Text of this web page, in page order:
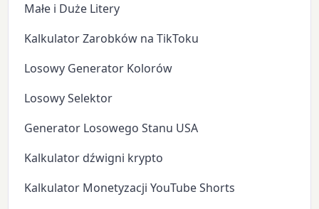
Małe i Duże Litery
Kalkulator Zarobków na TikToku
Losowy Generator Kolorów
Losowy Selektor
Generator Losowego Stanu USA
Kalkulator dźwigni krypto
Kalkulator Monetyzacji YouTube Shorts